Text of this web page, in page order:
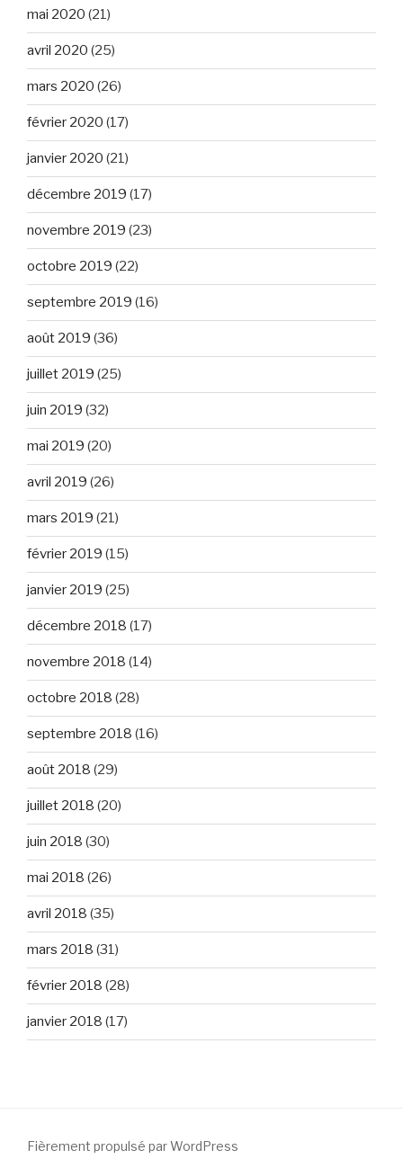
mai 2020 (21)
avril 2020 (25)
mars 2020 (26)
février 2020 (17)
janvier 2020 (21)
décembre 2019 (17)
novembre 2019 (23)
octobre 2019 (22)
septembre 2019 (16)
août 2019 (36)
juillet 2019 (25)
juin 2019 (32)
mai 2019 (20)
avril 2019 (26)
mars 2019 (21)
février 2019 (15)
janvier 2019 (25)
décembre 2018 (17)
novembre 2018 (14)
octobre 2018 (28)
septembre 2018 (16)
août 2018 (29)
juillet 2018 (20)
juin 2018 (30)
mai 2018 (26)
avril 2018 (35)
mars 2018 (31)
février 2018 (28)
janvier 2018 (17)
Fièrement propulsé par WordPress